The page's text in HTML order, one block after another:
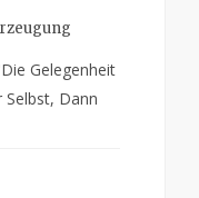
Gelegenheit
Dann